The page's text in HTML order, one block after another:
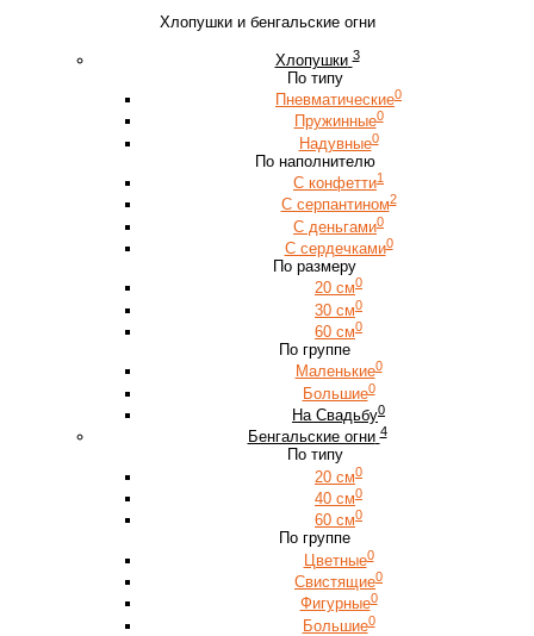
Хлопушки и бенгальские огни
Хлопушки 3
По типу
Пневматические0
Пружинные0
Надувные0
По наполнителю
С конфетти1
С серпантином2
С деньгами0
С сердечками0
По размеру
20 см0
30 см0
60 см0
По группе
Маленькие0
Большие0
На Свадьбу0
Бенгальские огни 4
По типу
20 см0
40 см0
60 см0
По группе
Цветные0
Свистящие0
Фигурные0
Большие0